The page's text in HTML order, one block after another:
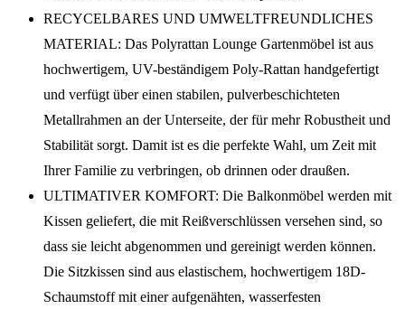
RECYCELBARES UND UMWELTFREUNDLICHES
MATERIAL: Das Polyrattan Lounge Gartenmöbel ist aus
hochwertigem, UV-beständigem Poly-Rattan handgefertigt
und verfügt über einen stabilen, pulverbeschichteten
Metallrahmen an der Unterseite, der für mehr Robustheit und
Stabilität sorgt. Damit ist es die perfekte Wahl, um Zeit mit
Ihrer Familie zu verbringen, ob drinnen oder draußen.
ULTIMATIVER KOMFORT: Die Balkonmöbel werden mit
Kissen geliefert, die mit Reißverschlüssen versehen sind, so
dass sie leicht abgenommen und gereinigt werden können.
Die Sitzkissen sind aus elastischem, hochwertigem 18D-
Schaumstoff mit einer aufgenähten, wasserfesten